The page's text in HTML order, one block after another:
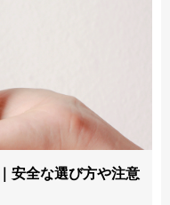
安全な選び方や注意